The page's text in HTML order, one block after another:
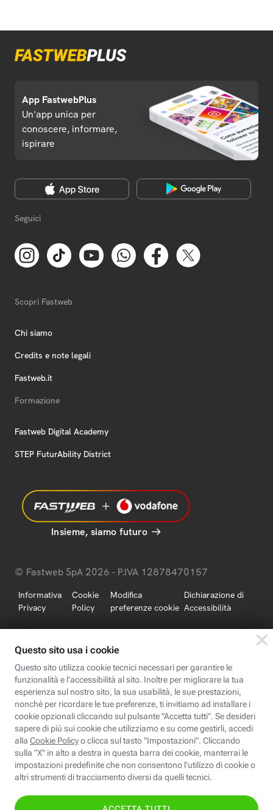
App FastwebPlus
Un'app unica per
conoscere, informare,
ispirare
Seguici
Scopri Fastweb
Chi siamo
Credits e note legali
Fastweb.it
Formazione
Fastweb Digital Academy
STEP FuturAbility District
Insieme, siamo futuro
© Fastweb SpA 2026 - P.IVA 12878470157
Informativa
Privacy
Cookie
Policy
Modifica
preferenze cookie
Dichiarazione di
Accessibilità